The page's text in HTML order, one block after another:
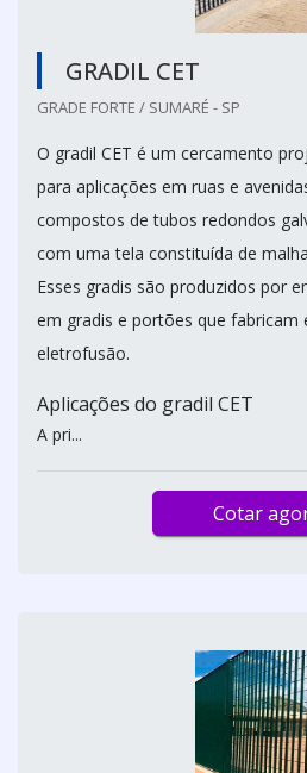
GRADIL CET
GRADE FORTE / SUMARÉ - SP
O gradil CET é um cercamento
para aplicações em ruas e
compostos de tubos redondos
com uma tela constituída de
Esses gradis são produzidos por
em gradis e portões que fabricam
eletrofusão.
Aplicações do gradil CET
A pri...
Cotar